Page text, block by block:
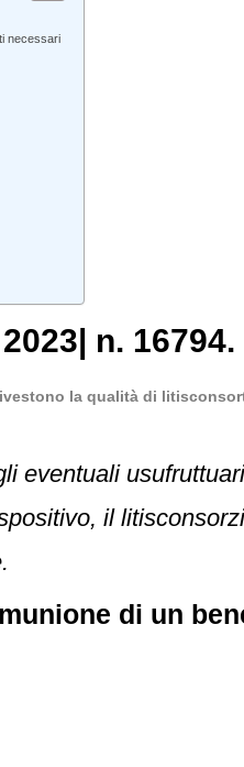
necessari
| n. 16794.
la qualità di
eventuali
il
di un